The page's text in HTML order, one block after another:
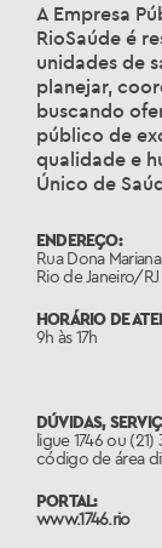
A Empresa
RioSaúde é
unidades de
planejar,
buscando
público de
qualidade e
Único de
ENDEREÇO:
Rua Dona
Rio de Janeiro/
HORÁRIO DE
9h às 17h
DÚVIDAS,
ligue 1746 ou
código de área
PORTAL:
www.1746.rio